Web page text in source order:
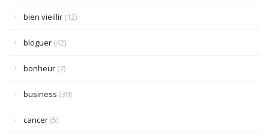
bien vieillir (12)
bloguer (42)
bonheur (7)
business (39)
cancer (5)